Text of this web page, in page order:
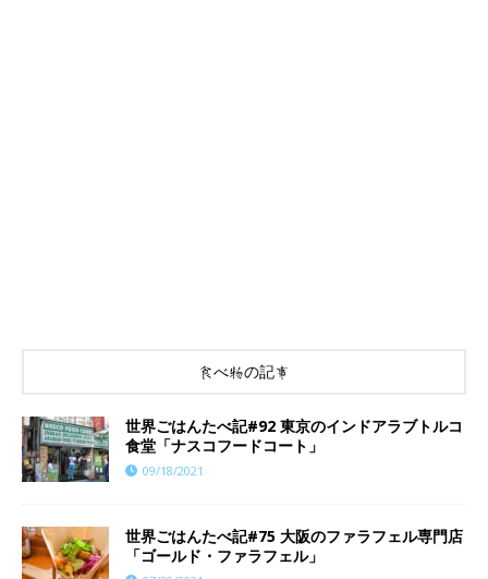
食べ物の記事
世界ごはんたべ記#92 東京のインドアラブトルコ
食堂「ナスコフードコート」
09/18/2021
世界ごはんたべ記#75 大阪のファラフェル専門店
「ゴールド・ファラフェル」